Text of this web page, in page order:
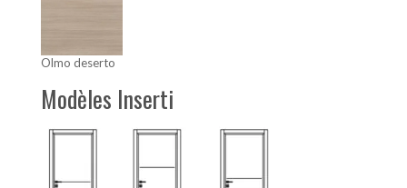
Olmo deserto
Modèles Inserti